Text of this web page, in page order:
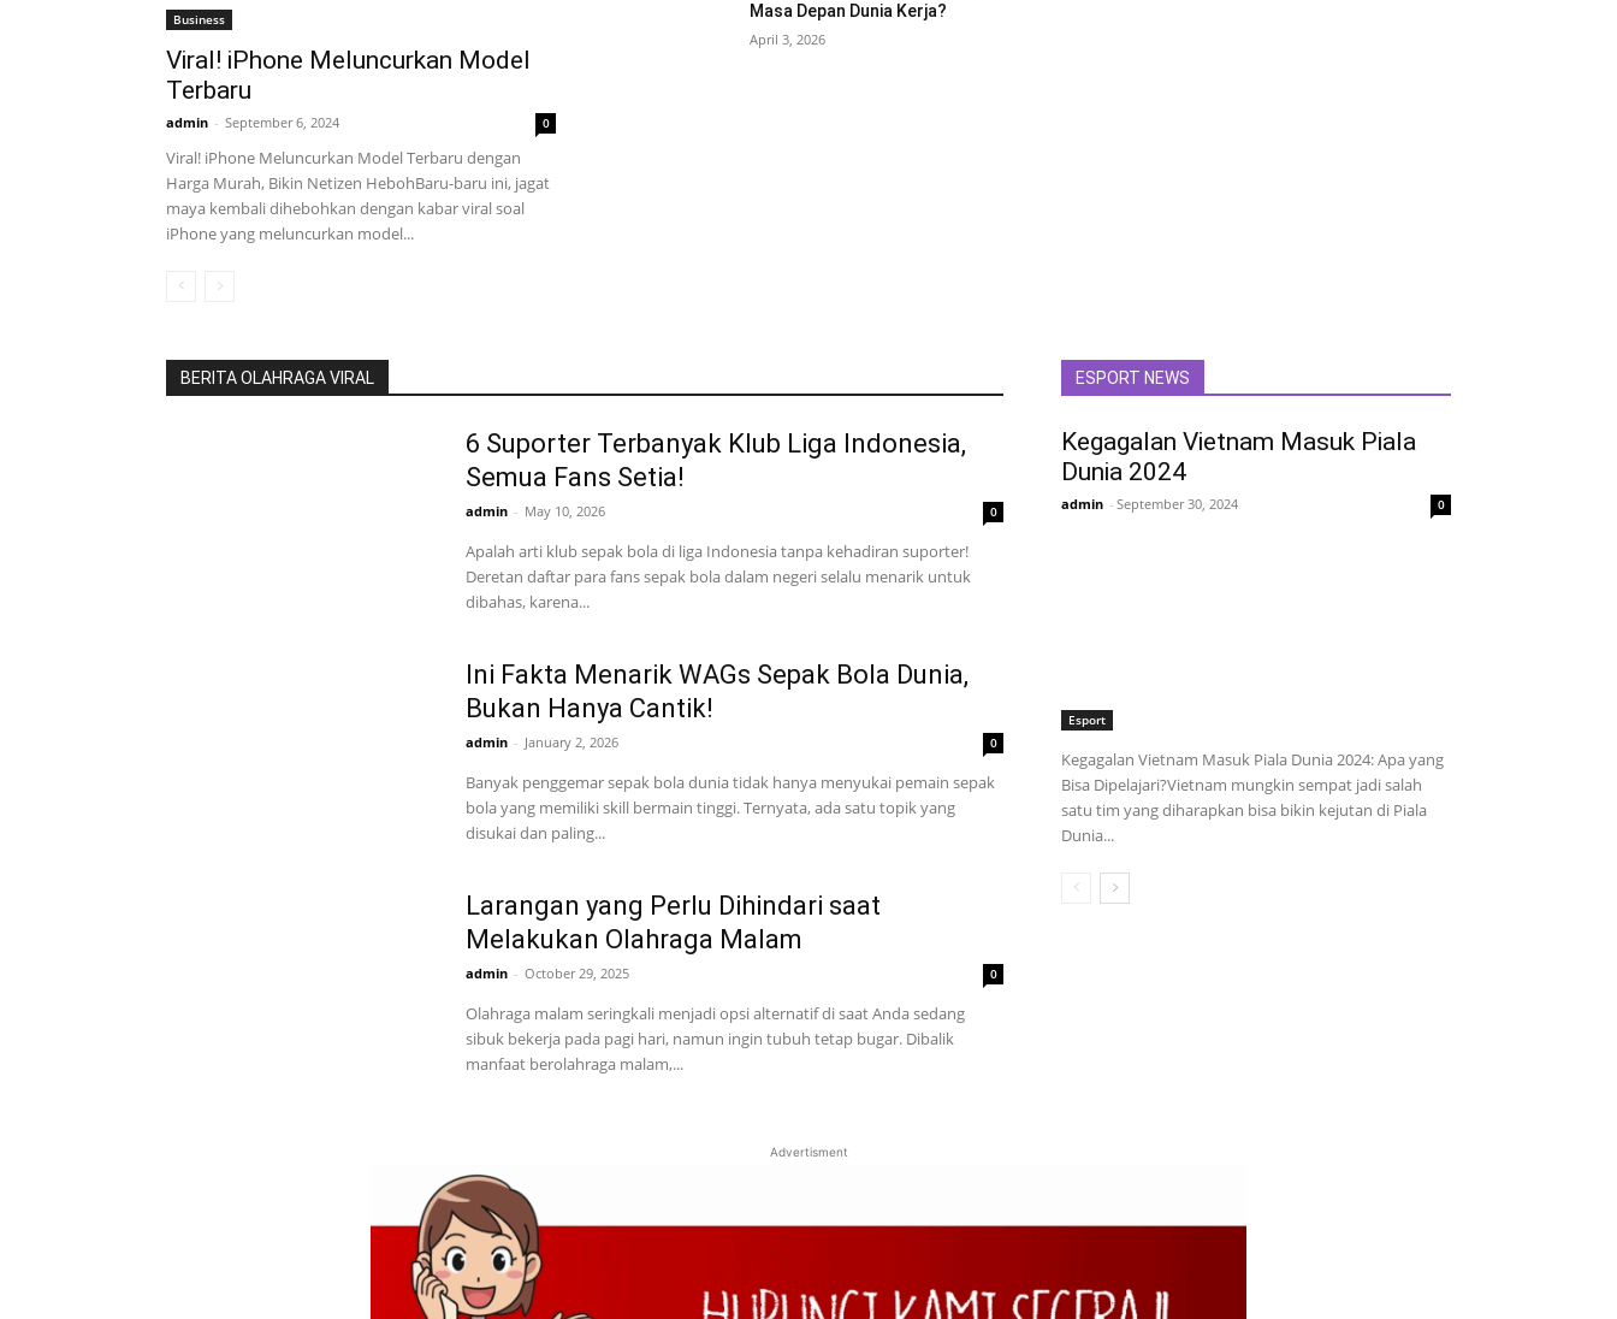
Business
Viral! iPhone Meluncurkan Model
Terbaru
admin - September 6, 2024 0
Viral! iPhone Meluncurkan Model Terbaru dengan
Harga Murah, Bikin Netizen HebohBaru-baru ini, jagat
maya kembali dihebohkan dengan kabar viral soal
iPhone yang meluncurkan model...
Masa Depan Dunia Kerja?
April 3, 2026
BERITA OLAHRAGA VIRAL
6 Suporter Terbanyak Klub Liga Indonesia,
Semua Fans Setia!
admin - May 10, 2026 0
Apalah arti klub sepak bola di liga Indonesia tanpa kehadiran suporter!
Deretan daftar para fans sepak bola dalam negeri selalu menarik untuk
dibahas, karena...
Ini Fakta Menarik WAGs Sepak Bola Dunia,
Bukan Hanya Cantik!
admin - January 2, 2026 0
Banyak penggemar sepak bola dunia tidak hanya menyukai pemain sepak
bola yang memiliki skill bermain tinggi. Ternyata, ada satu topik yang
disukai dan paling...
Larangan yang Perlu Dihindari saat
Melakukan Olahraga Malam
admin - October 29, 2025 0
Olahraga malam seringkali menjadi opsi alternatif di saat Anda sedang
sibuk bekerja pada pagi hari, namun ingin tubuh tetap bugar. Dibalik
manfaat berolahraga malam,...
ESPORT NEWS
Kegagalan Vietnam Masuk Piala
Dunia 2024
admin - September 30, 2024 0
Esport
Kegagalan Vietnam Masuk Piala Dunia 2024: Apa yang
Bisa Dipelajari?Vietnam mungkin sempat jadi salah
satu tim yang diharapkan bisa bikin kejutan di Piala
Dunia...
Advertisment